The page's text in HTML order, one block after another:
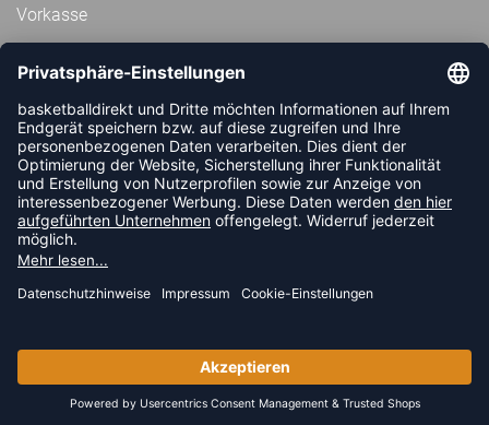
Vorkasse
ABONNIERE JETZT DEN KOSTENLOSEN
HANDBALLDIREKT-NEWSLETTER UND VERPASSE KEINE
NEUIGKEIT ODER AKTION MEHR.
JETZT ANMELDEN